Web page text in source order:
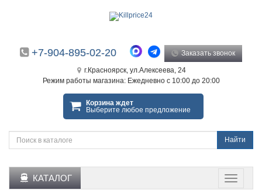
+7-904-895-02-20 Заказать звонок
г.Красноярск, ул.Алексеева, 24
Режим работы магазина: Ежедневно с 10:00 до 20:00
Корзина ждет
Выберите любое предложение
Найти
КАТАЛОГ